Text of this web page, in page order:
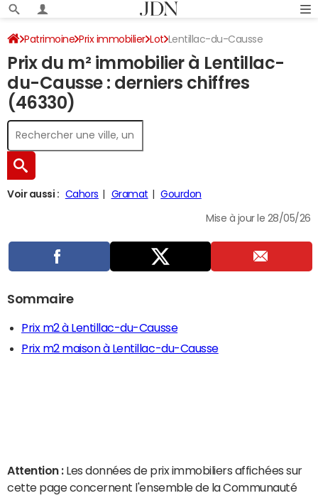
Patrimoine Prix immobilier Lot Lentillac-du-Causse
Prix du m² immobilier à Lentillac-
du-Causse : derniers chiffres
(46330)
Voir aussi : Cahors Gramat Gourdon
Mise à jour le 28/05/26
Sommaire
Prix m2 à Lentillac-du-Causse
Prix m2 maison à Lentillac-du-Causse
Attention : Les données de prix immobiliers affichées sur
cette page concernent l'ensemble de la Communauté